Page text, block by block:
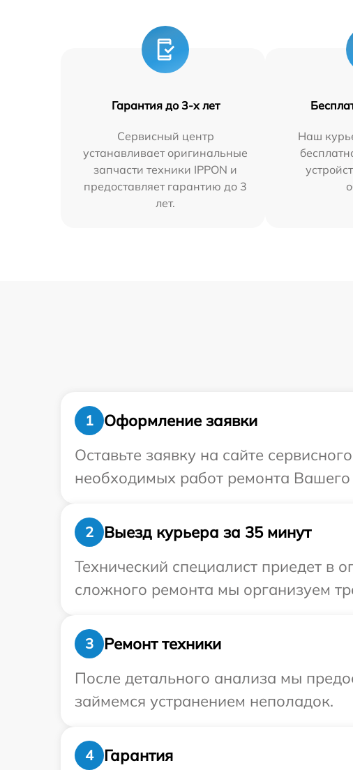
Гарантия до 3-х лет
Сервисный центр
устанавливает оригинальные
запчасти техники IPPON и
предоставляет гарантию до 3
лет.
Наш
1
Оформление заявки
Оставьте заявку на сайте
необходимых работ ремонта Вашего
2
Выезд курьера за 35 минут
Технический специалист приедет в
сложного ремонта мы организуем
3
Ремонт техники
После детального анализа мы
займемся устранением неполадок.
4
Гарантия